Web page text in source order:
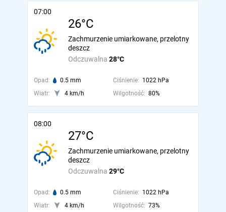
07:00
26°C
Odczuwalna 28°C
Zachmurzenie umiarkowane, przelotny
deszcz
Opad: 0.5 mm Ciśnienie: 1022 hPa
Wiatr:
4 km/h Wilgotność: 80%
08:00
27°C
Odczuwalna 29°C
Zachmurzenie umiarkowane, przelotny
deszcz
Opad: 0.5 mm Ciśnienie: 1022 hPa
Wiatr:
4 km/h Wilgotność: 73%